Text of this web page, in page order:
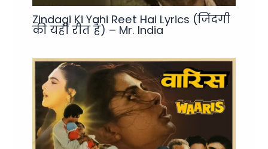
Zindagi Ki Yahi Reet Hai Lyrics (जिंदगी
की यहीं रीत है) – Mr. India